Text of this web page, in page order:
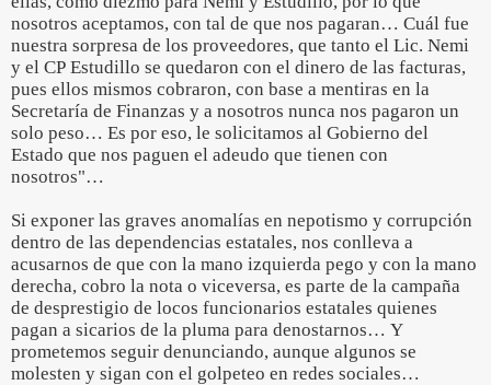
nosotros aceptamos, con tal de que nos pagaran… Cuál fue
nuestra sorpresa de los proveedores, que tanto el Lic. Nemi
y el CP Estudillo se quedaron con el dinero de las facturas,
pues ellos mismos cobraron, con base a mentiras en la
Secretaría de Finanzas y a nosotros nunca nos pagaron un
solo peso… Es por eso, le solicitamos al Gobierno del
Estado que nos paguen el adeudo que tienen con
nosotros"…
Si exponer las graves anomalías en nepotismo y corrupción
dentro de las dependencias estatales, nos conlleva a
acusarnos de que con la mano izquierda pego y con la mano
derecha, cobro la nota o viceversa, es parte de la campaña
de desprestigio de locos funcionarios estatales quienes
pagan a sicarios de la pluma para denostarnos… Y
prometemos seguir denunciando, aunque algunos se
molesten y sigan con el golpeteo en redes sociales…